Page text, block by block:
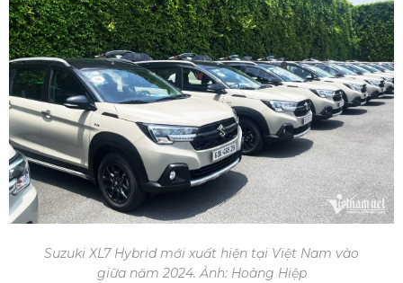
Suzuki XL7 Hybrid mới xuất hiện tại Việt Nam vào
giữa năm 2024. Ảnh: Hoàng Hiệp